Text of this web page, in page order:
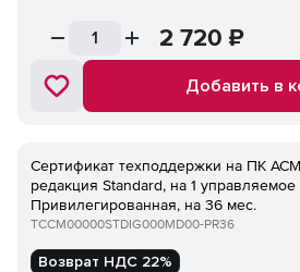
2 720 ₽
Добавить в
Сертификат техподдержки на ПК
редакция Standard, на 1 управляемое
Привилегированная, на 36 мес.
TCCM00000STDIG000MD00-PR36
Возврат НДС 22%